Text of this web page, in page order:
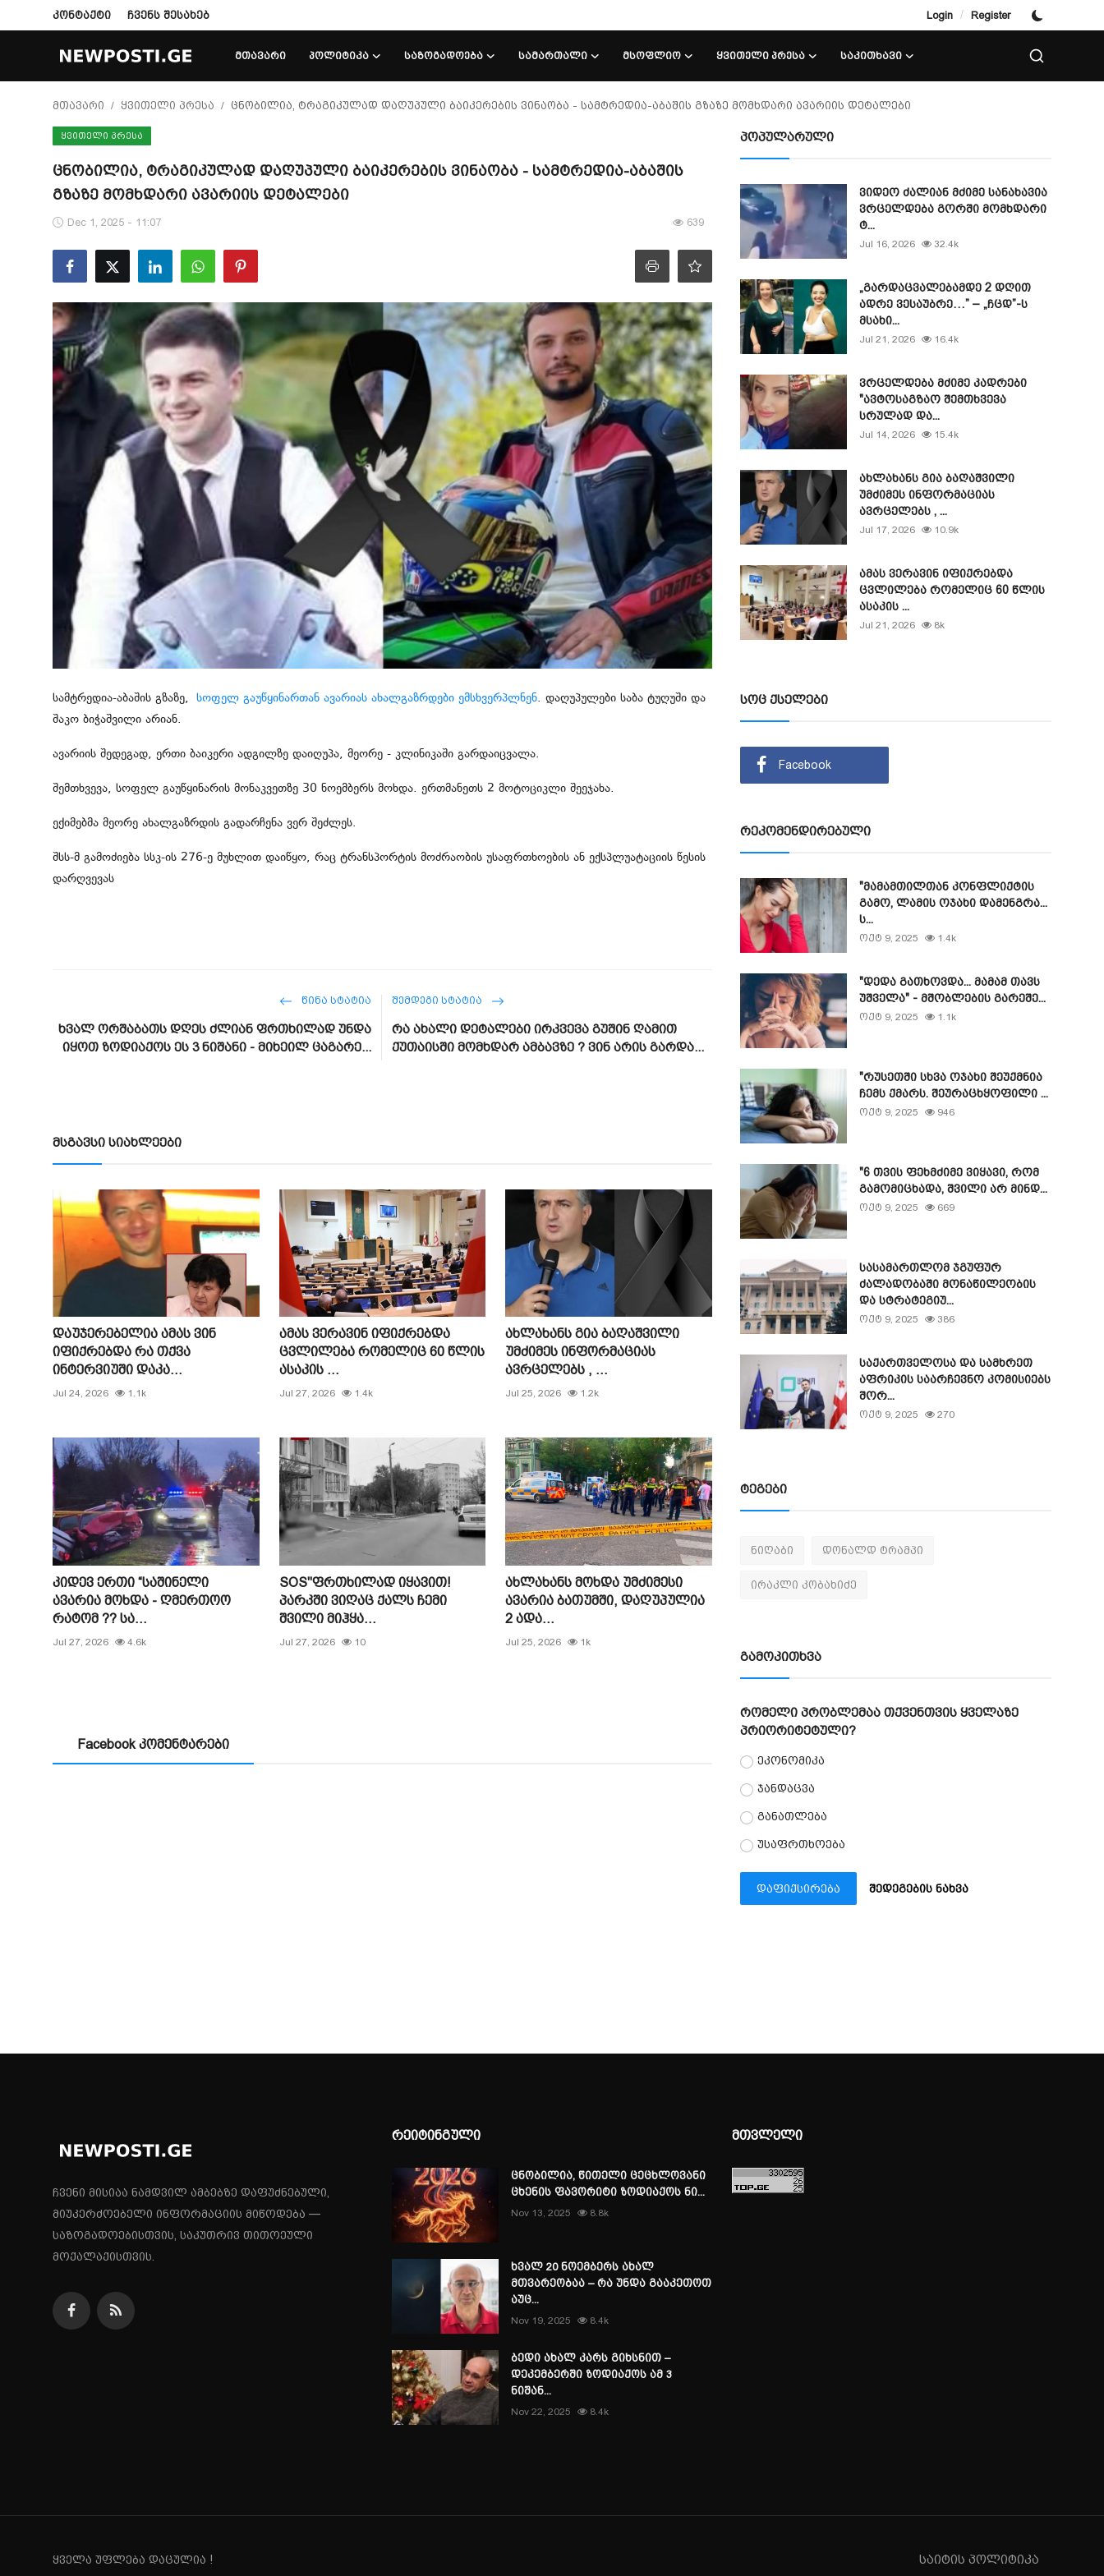
კონტაქტი ჩვენს შესახებ Login / Register
ᲛᲗᲐᲕᲐᲠᲘ ᲞᲝᲚᲘᲢᲘᲙᲐ ᲡᲐᲖᲝᲒᲐᲓᲝᲔᲑᲐ ᲡᲐᲛᲐᲠᲗᲐᲚᲘ ᲛᲡᲝᲤᲚᲘᲝ ᲧᲕᲘᲗᲔᲚᲘ ᲞᲠᲔᲡᲐ ᲡᲐᲙᲘᲗᲮᲐᲕᲘ
მთავარი
კონტაქტი
პოლიტიკა
საზოგადოება
სამართალი
მსოფლიო
ჩვენს შესახებ
ყვითელი პრესა
მთავარი ყვითელი პრესა ცნობილია, ტრაგიკულად დაღუპული ბაიკერების ვინაობა - სამტრედია-აბაშის გზაზე მომხდარი ავარიის დეტალები
ᲧᲕᲘᲗᲔᲚᲘ ᲞᲠᲔᲡᲐ
ცნობილია, ტრაგიკულად დაღუპული ბაიკერების ვინაობა - სამტრედია-აბაშის
გზაზე მომხდარი ავარიის დეტალები
Dec 1, 2025 - 11:07 639
სამტრედია-აბაშის გზაზე, სოფელ გაუწყინართან ავარიას ახალგაზრდები ემსხვერპლნენ. დაღუპულები საბა ტუღუში და
შაკო ბიჭაშვილი არიან.
ავარიის შედეგად, ერთი ბაიკერი ადგილზე დაიღუპა, მეორე - კლინიკაში გარდაიცვალა.
შემთხვევა, სოფელ გაუწყინარის მონაკვეთზე 30 ნოემბერს მოხდა. ერთმანეთს 2 მოტოციკლი შეეჯახა.
ექიმებმა მეორე ახალგაზრდის გადარჩენა ვერ შეძლეს.
შსს-მ გამოძიება სსკ-ის 276-ე მუხლით დაიწყო, რაც ტრანსპორტის მოძრაობის უსაფრთხოების ან ექსპლუატაციის წესის
დარღვევას
ᲬᲘᲜᲐ ᲡᲢᲐᲢᲘᲐ
ხვალ ორშაბათს დღეს ძლიან ფრთხილად უნდა
იყოთ ზოდიაქოს ეს 3 ნიშანი - მიხეილ ცაგარე...
ᲨᲔᲛᲓᲔᲒᲘ ᲡᲢᲐᲢᲘᲐ
რა ახალი დეტალები ირკვევა გუშინ ღამით
ქუთაისში მომხდარ ამბავზე ? ვინ არის გარდა...
მსგავსი სიახლეები
დაუჯერებელია ამას ვინ
იფიქრებდა რა თქვა
ინტერვიუში დაკა...
Jul 24, 2026 1.1k
ამას ვერავინ იფიქრებდა
ცვლილება რომელიც 60 წლის
ასაკის ...
Jul 27, 2026 1.4k
ახლახანს გია ბაღაშვილი
უმძიმეს ინფორმაციას
ავრცელებს , ...
Jul 25, 2026 1.2k
კიდევ ერთი “საშინელი
ავარია მოხდა - ღმერთოო
რატომ ?? სა...
Jul 27, 2026 4.6k
SOS"ფრთხილად იყავით!
პარკში ვიღაც ქალს ჩემი
შვილი მიჰყა...
Jul 27, 2026 10
ახლახანს მოხდა უმძიმესი
ავარია ბათუმში, დაღუპულია
2 ადა...
Jul 25, 2026 1k
Facebook კომენტარები
პოპულარული
ვიდეო ძალიან მძიმე სანახავია
ვრცელდება გორში მომხდარი
ტ...
Jul 16, 2026 32.4k
„გარდაცვალებამდე 2 დღით
ადრე ვესაუბრე…” – „ჩცდ”-ს
მსახი...
Jul 21, 2026 16.4k
ვრცელდება მძიმე კადრები
"ავტოსაგზაო შემთხვევა
სრულად და...
Jul 14, 2026 15.4k
ახლახანს გია ბაღაშვილი
უმძიმეს ინფორმაციას
ავრცელებს , ...
Jul 17, 2026 10.9k
ამას ვერავინ იფიქრებდა
ცვლილება რომელიც 60 წლის
ასაკის ...
Jul 21, 2026 8k
სოც ქსელები
Facebook
რეკომენდირებული
"მამამთილთან კონფლიქტის
გამო, ლამის ოჯახი დამენგრა...
ს...
ოქტ 9, 2025 1.4k
"დედა გათხოვდა... მამამ თავს
უშველა" - მშობლების გარეშე...
ოქტ 9, 2025 1.1k
"რუსეთში სხვა ოჯახი შეუქმნია
ჩემს ქმარს. შეურაცხყოფილი ...
ოქტ 9, 2025 946
"6 თვის ფეხმძიმე ვიყავი, რომ
გამომიცხადა, შვილი არ მინდ...
ოქტ 9, 2025 669
სასამართლომ ჯგუფურ
ძალადობაში მონაწილეობის
და სტრატეგიუ...
ოქტ 9, 2025 386
საქართველოსა და სამხრეთ
აფრიკის საარჩევნო კომისიებს
შორ...
ოქტ 9, 2025 270
ტეგები
ნიღაბი დონალდ ტრამპი
ირაკლი კობახიძე
გამოკითხვა
რომელი პრობლემაა თქვენთვის ყველაზე
პრიორიტეტული?
ეკონომიკა
ჯანდაცვა
განათლება
უსაფრთხოება
დაფიქსირება შედეგების ნახვა
ჩვენი მისიაა ნამდვილ ამბებზე დაფუძნებული,
მიუკერძოებელი ინფორმაციის მიწოდება —
საზოგადოებისთვის, საკუთრივ თითოეული
მოქალაქისთვის.
რეიტინგული
ცნობილია, წითელი ცეცხლოვანი
ცხენის ფავორიტი ზოდიაქოს ნი...
Nov 13, 2025 8.8k
ხვალ 20 ნოემბერს ახალ
მთვარეობაა – რა უნდა გააკეთოთ
აუც...
Nov 19, 2025 8.4k
ბედი ახალ კარს გიხსნით –
დეკემბერში ზოდიაქოს ამ 3
ნიშან...
Nov 22, 2025 8.4k
მთვლელი
ყველა უფლება დაცულია ! საიტის პოლიტიკა